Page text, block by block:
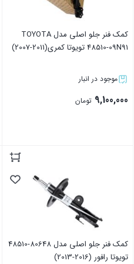
کمک فنر جلو اصلی مدل TOYOTA
48510-09N91 تویوتا کمری(2011-2007)
موجود در انبار
9,100,000 تومان
کمک فنر جلو اصلی مدل 80648-48510
تویوتا رافور (2016-2013)